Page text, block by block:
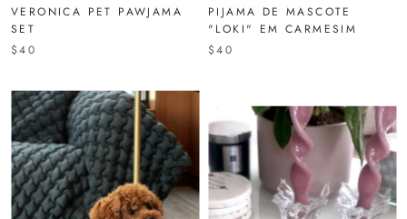
VERONICA PET PAWJAMA
SET
$40
PIJAMA DE MASCOTE
"LOKI" EM CARMESIM
$40